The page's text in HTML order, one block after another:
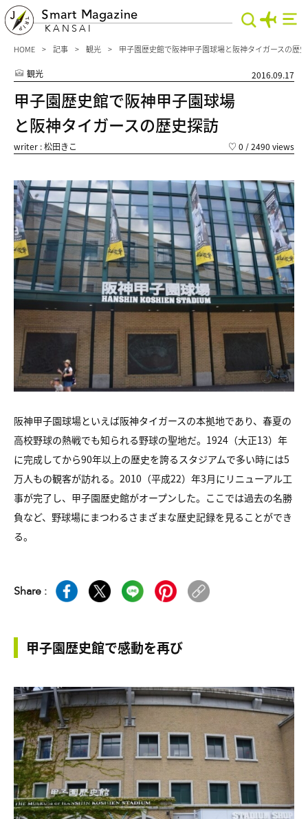
Smart Magazine
KANSAI
HOME 記事 観光 甲子園歴史館で阪神甲子園球場と阪神タイガースの歴
観光 2016.09.17
甲子園歴史館で阪神甲子園球場
と阪神タイガースの歴史探訪
writer : 松田きこ ♡ 0 / 2490 views
阪神甲子園球場といえば阪神タイガースの本拠地であり、春夏の
高校野球の熱戦でも知られる野球の聖地だ。1924（大正13）年
に完成してから90年以上の歴史を誇るスタジアムで多い時には5
万人もの観客が訪れる。2010（平成22）年3月にリニューアル工
事が完了し、甲子園歴史館がオープンした。ここでは過去の名勝
負など、野球場にまつわるさまざまな歴史記録を見ることができ
る。
Share :
甲子園歴史館で感動を再び